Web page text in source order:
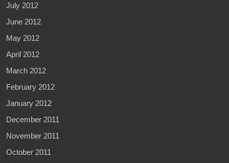
July 2012
June 2012
May 2012
April 2012
March 2012
February 2012
January 2012
December 2011
November 2011
October 2011